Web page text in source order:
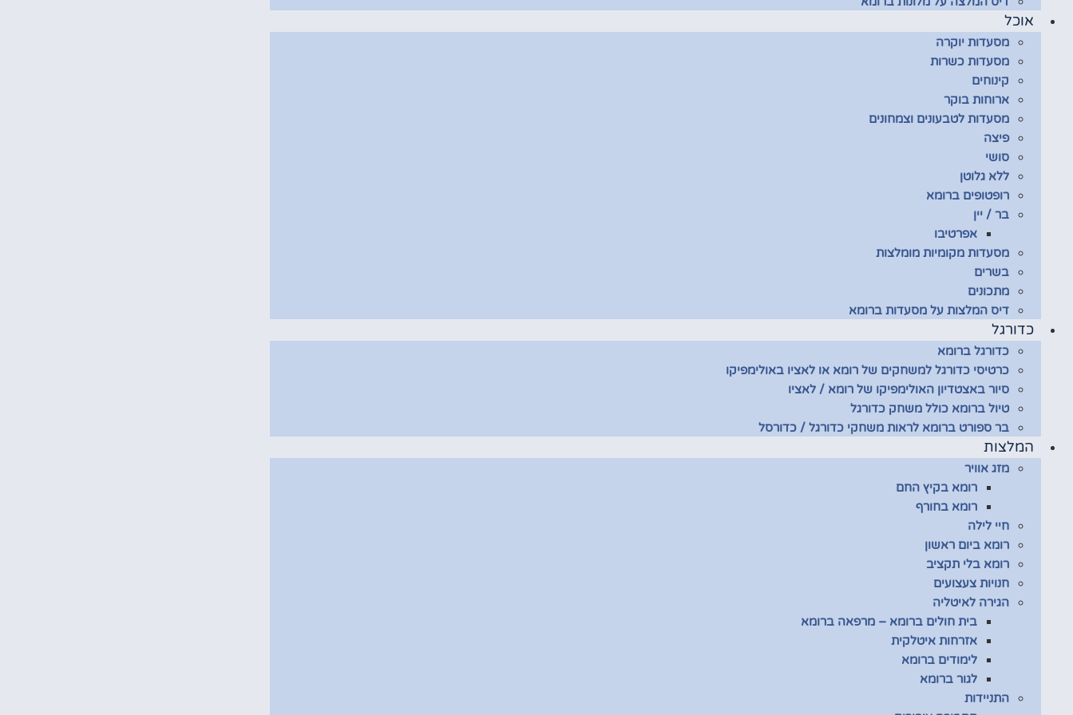
אוכל
מסעדות יוקרה
מסעדות כשרות
קינוחים
ארוחות בוקר
מסעדות לטבעונים וצמחונים
פיצה
סושי
ללא גלוטן
רופטופים ברומא
בר / יין
אפרטיבו
מסעדות מקומיות מומלצות
בשרים
מתכונים
דיס המלצות על מסעדות ברומא
כדורגל
כדורגל ברומא
כרטיסי כדורגל למשחקים של רומא או לאציו באולימפיקו
סיור באצטדיון האולימפיקו של רומא / לאציו
טיול ברומא כולל משחק כדורגל
בר ספורט ברומא לראות משחקי כדורגל / כדורסל
המלצות
מזג אוויר
רומא בקיץ החם
רומא בחורף
חיי לילה
רומא ביום ראשון
רומא בלי תקציב
חנויות צעצועים
הגירה לאיטליה
בית חולים ברומא – מרפאה ברומא
אזרחות איטלקית
לימודים ברומא
לגור ברומא
התניידות